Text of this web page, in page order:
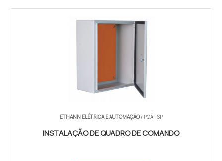
ETHANN ELÉTRICA E AUTOMAÇÃO/ POÁ - SP
INSTALAÇÃO DE QUADRO DE COMANDO